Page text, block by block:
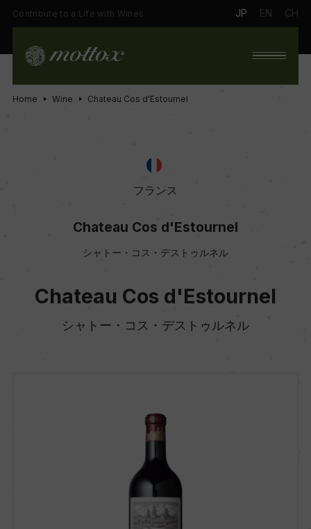
Contribute to a Life with Wines. JP EN CH
Home Wine Chateau Cos d'Estournel
フランス
Chateau Cos d'Estournel
シャトー・コス・デストゥルネル
Chateau Cos d'Estournel
シャトー・コス・デストゥルネル